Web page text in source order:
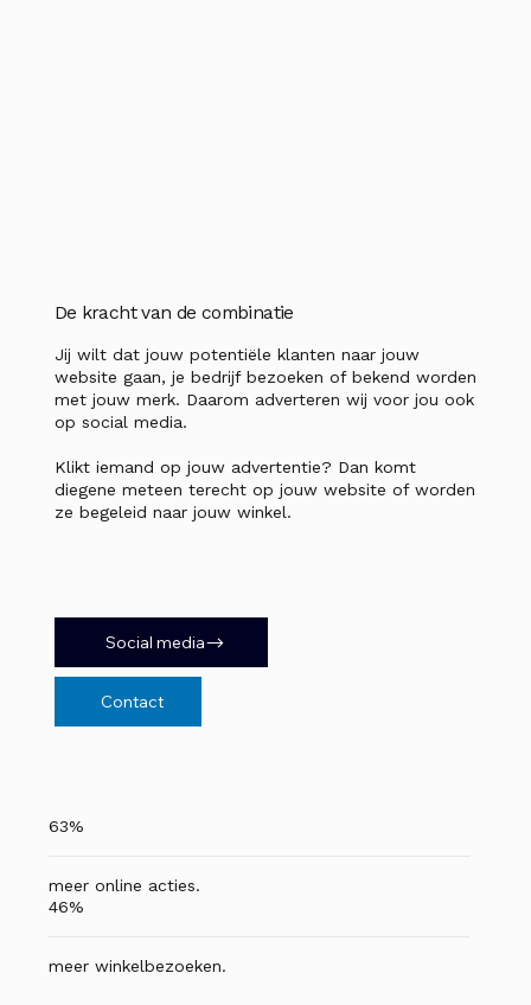
De kracht van de combinatie
Jij wilt dat jouw potentiële klanten naar jouw
website gaan, je bedrijf bezoeken of bekend worden
met jouw merk. Daarom adverteren wij voor jou ook
op social media.
Klikt iemand op jouw advertentie? Dan komt
diegene meteen terecht op jouw website of worden
ze begeleid naar jouw winkel.
Social media
Contact
63%
meer online acties.
46%
meer winkelbezoeken.